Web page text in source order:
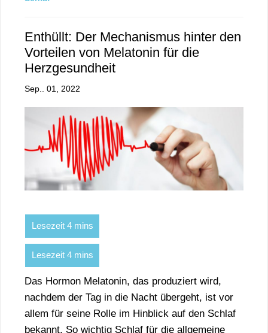
Enthüllt: Der Mechanismus hinter den
Vorteilen von Melatonin für die
Herzgesundheit
Sep.. 01, 2022
Das Hormon Melatonin, das produziert wird,
nachdem der Tag in die Nacht übergeht, ist vor
allem für seine Rolle im Hinblick auf den Schlaf
bekannt. So wichtig Schlaf für die allgemeine